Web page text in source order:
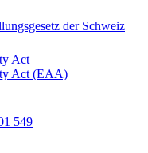
der Schweiz
Act
Act (EAA)
549